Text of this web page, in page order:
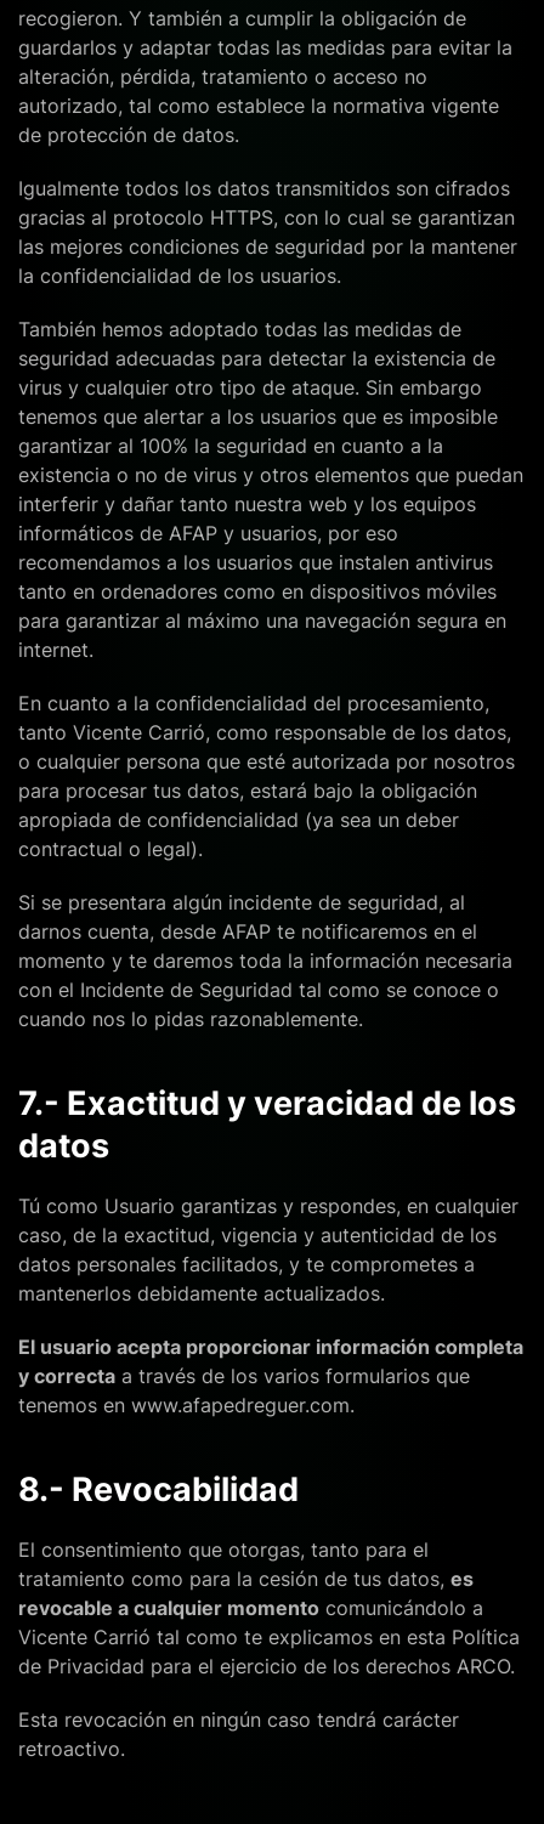
recogieron. Y también a cumplir la obligación de
guardarlos y adaptar todas las medidas para evitar la
alteración, pérdida, tratamiento o acceso no
autorizado, tal como establece la normativa vigente
de protección de datos.
Igualmente todos los datos transmitidos son cifrados
gracias al protocolo HTTPS, con lo cual se garantizan
las mejores condiciones de seguridad por la mantener
la confidencialidad de los usuarios.
También hemos adoptado todas las medidas de
seguridad adecuadas para detectar la existencia de
virus y cualquier otro tipo de ataque. Sin embargo
tenemos que alertar a los usuarios que es imposible
garantizar al 100% la seguridad en cuanto a la
existencia o no de virus y otros elementos que puedan
interferir y dañar tanto nuestra web y los equipos
informáticos de AFAP y usuarios, por eso
recomendamos a los usuarios que instalen antivirus
tanto en ordenadores como en dispositivos móviles
para garantizar al máximo una navegación segura en
internet.
En cuanto a la confidencialidad del procesamiento,
tanto Vicente Carrió, como responsable de los datos,
o cualquier persona que esté autorizada por nosotros
para procesar tus datos, estará bajo la obligación
apropiada de confidencialidad (ya sea un deber
contractual o legal).
Si se presentara algún incidente de seguridad, al
darnos cuenta, desde AFAP te notificaremos en el
momento y te daremos toda la información necesaria
con el Incidente de Seguridad tal como se conoce o
cuando nos lo pidas razonablemente.
7.- Exactitud y veracidad de los
datos
Tú como Usuario garantizas y respondes, en cualquier
caso, de la exactitud, vigencia y autenticidad de los
datos personales facilitados, y te comprometes a
mantenerlos debidamente actualizados.
El usuario acepta proporcionar información completa
y correcta a través de los varios formularios que
tenemos en www.afapedreguer.com.
8.- Revocabilidad
El consentimiento que otorgas, tanto para el
tratamiento como para la cesión de tus datos, es
revocable a cualquier momento comunicándolo a
Vicente Carrió tal como te explicamos en esta Política
de Privacidad para el ejercicio de los derechos ARCO.
Esta revocación en ningún caso tendrá carácter
retroactivo.